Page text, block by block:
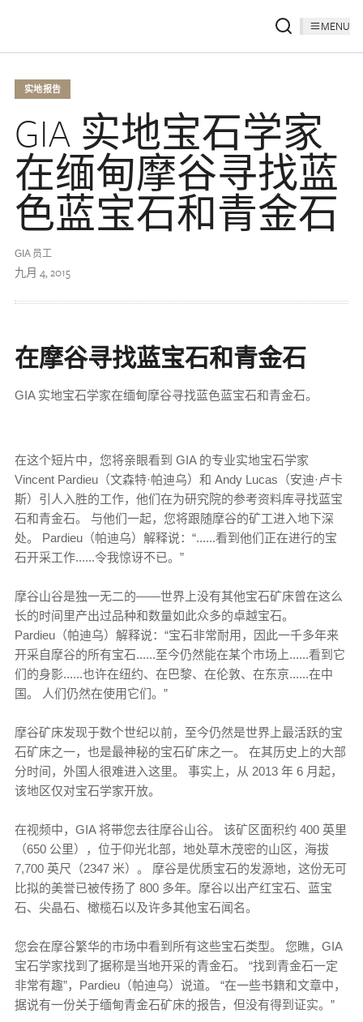
MENU
实地报告
GIA 实地宝石学家
在缅甸摩谷寻找蓝
色蓝宝石和青​​金石
GIA 员工
九月 4, 2015
在摩谷寻找蓝宝石和青​​金石
GIA 实地宝石学家在缅甸摩谷寻找蓝色蓝宝石和青金石。
在这个短片中，您将亲眼看到 GIA 的专业实地宝石学家
Vincent Pardieu（文森特·帕迪乌）和 Andy Lucas（安迪·卢卡
斯）引人入胜的工作，他们在为研究院的参考资料库寻找蓝宝
石和青金石。 与他们一起，您将跟随摩谷的矿工进入地下深
处。 Pardieu（帕迪乌）解释说：“......看到他们正在进行的宝
石开采工作......令我惊讶不已。”
摩谷山谷是独一无二的——世界上没有其他宝石矿床曾在这么
长的时间里产出过品种和数量如此众多的卓越宝石。
Pardieu（帕迪乌）解释说：“宝石非常耐用，因​​此一千多年来
开采自摩谷的所有宝石......至今仍然能在某个市场上......看到它
们的身影......也许在纽约、在巴黎、在伦敦、在东京......在中
国。 人们仍然在使用它们。”
摩谷矿床发现于数个世纪以前，至今仍然是世界上最活跃的宝
石矿床之一，也是最神秘的宝石矿床之一。 在其历史上的大部
分时间，外国人很难进入这里。 事实上，从 2013 年 6 月起，
该地区仅对宝石学家开放。
在视频中，GIA 将带您去往摩谷山谷。 该矿区面积约 400 英里
（650 公里），位于仰光北部，地处草木茂密的山区，海拔
7,700 英尺（2347 米）。 摩谷是优质宝石的发源地，这份无可
比拟的美誉已被传扬了 800 多年。摩谷以出产红宝石、蓝宝
石、尖晶石、橄榄石以及许多其他宝石闻名。
您会在摩谷繁华的市场中看到所有这些宝石类型。 您瞧，GIA
宝石学家找到了据称是当地开采的青金石。 “找到青金石一定
非常有趣”，Pardieu（帕迪乌）说道。 “在一些书籍和文章中，
据说有一份关于缅甸青金石矿床的报告，但没有得到证实。”